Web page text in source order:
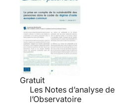
Gratuit
Les Notes d’analyse de
l’Observatoire